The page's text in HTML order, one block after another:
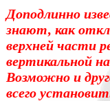
Доподлинно
знают, как
верхней части
вертикальной
Возможно и
всего